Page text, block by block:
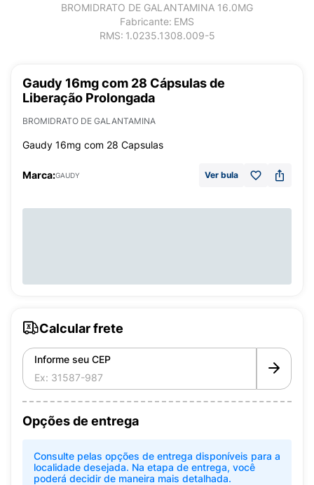
BROMIDRATO DE GALANTAMINA 16.0MG
Fabricante: EMS
RMS: 1.0235.1308.009-5
Gaudy 16mg com 28 Cápsulas de
Liberação Prolongada
BROMIDRATO DE GALANTAMINA
Gaudy 16mg com 28 Capsulas
Marca:GAUDY Ver bula
Calcular frete
Informe seu CEP
Opções de entrega
Consulte pelas opções de entrega disponíveis para a
localidade desejada. Na etapa de entrega, você
poderá decidir de maneira mais detalhada.